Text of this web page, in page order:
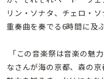
リン・ソナタ、チェロ・
重奏曲を奏でる6時間に及
「この音楽祭は音楽の魅
なさんが海の京都、森の